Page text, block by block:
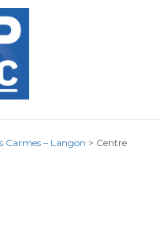
Carmes – Langon > Centre